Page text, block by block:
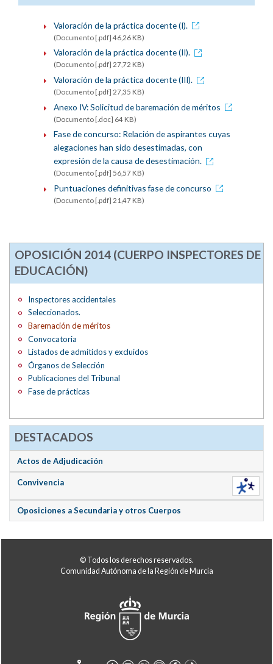
Valoración de la práctica docente (I).
(Documento [.pdf] 46,26 KB)
Valoración de la práctica docente (II).
(Documento [.pdf] 27,72 KB)
Valoración de la práctica docente (III).
(Documento [.pdf] 27,35 KB)
Anexo IV: Solicitud de baremación de méritos
(Documento [.doc] 64 KB)
Fase de concurso: Relación de aspirantes cuyas
alegaciones han sido desestimadas, con
expresión de la causa de desestimación.
(Documento [.pdf] 56,57 KB)
Puntuaciones definitivas fase de concurso
(Documento [.pdf] 21,47 KB)
OPOSICIÓN 2014 (CUERPO INSPECTORES DE
EDUCACIÓN)
Inspectores accidentales
Seleccionados.
Baremación de méritos
Convocatoria
Listados de admitidos y excluidos
Órganos de Selección
Publicaciones del Tribunal
Fase de prácticas
DESTACADOS
Actos de Adjudicación
Convivencia
Oposiciones a Secundaria y otros Cuerpos
© Todos los derechos reservados.
Comunidad Autónoma de la Región de Murcia